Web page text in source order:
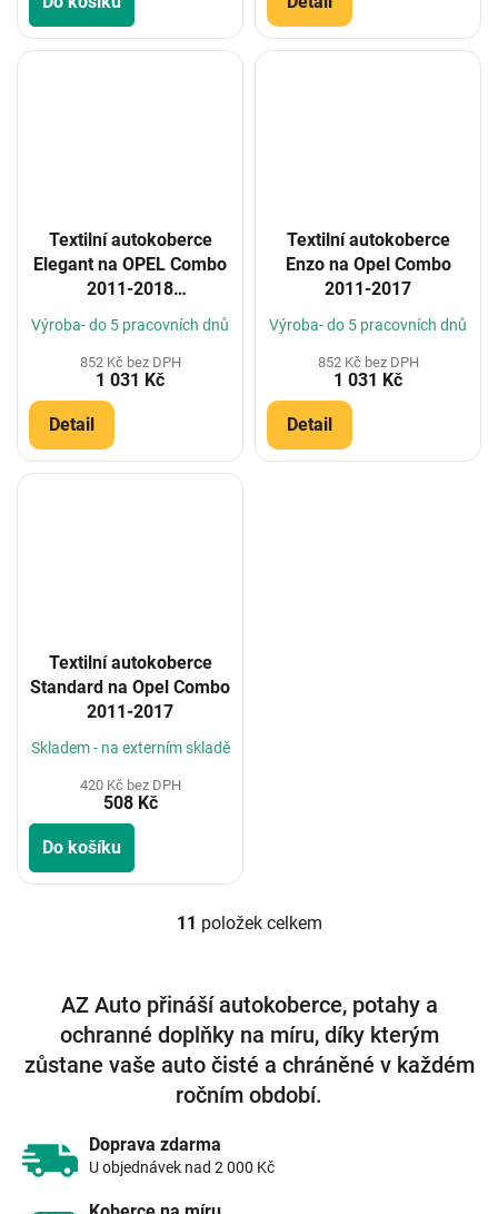
Textilní autokoberce
Elegant na OPEL Combo
2011-2018
(Konfigurátor)
Výroba- do 5 pracovních dnů
852 Kč bez DPH
1 031 Kč
Detail
Textilní autokoberce
Enzo na Opel Combo
2011-2017
Výroba- do 5 pracovních dnů
852 Kč bez DPH
1 031 Kč
Detail
Textilní autokoberce
Standard na Opel Combo
2011-2017
Skladem - na externím skladě
420 Kč bez DPH
508 Kč
Do košíku
O
á
d
a
c
í
p
k
11 položek celkem
AZ Auto přináší autokoberce, potahy a
ochranné doplňky na míru, díky kterým
zůstane vaše auto čisté a chráněné v každém
ročním období.
Doprava zdarma
U objednávek nad 2 000 Kč